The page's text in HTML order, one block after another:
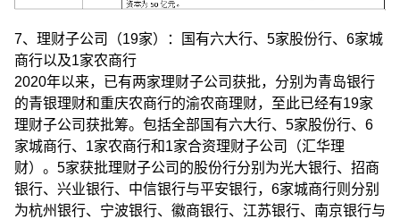
7、理财子公司（19家）：国有六大行、5家股份行、6家城
商行以及1家农商行
2020年以来，已有两家理财子公司获批，分别为青岛银行
的青银理财和重庆农商行的渝农商理财，至此已经有19家
理财子公司获批筹。包括全部国有六大行、5家股份行、6
家城商行、1家农商行和1家合资理财子公司（汇华理
财）。5家获批理财子公司的股份行分别为光大银行、招商
银行、兴业银行、中信银行与平安银行，6家城商行则分别
为杭州银行、宁波银行、徽商银行、江苏银行、南京银行与